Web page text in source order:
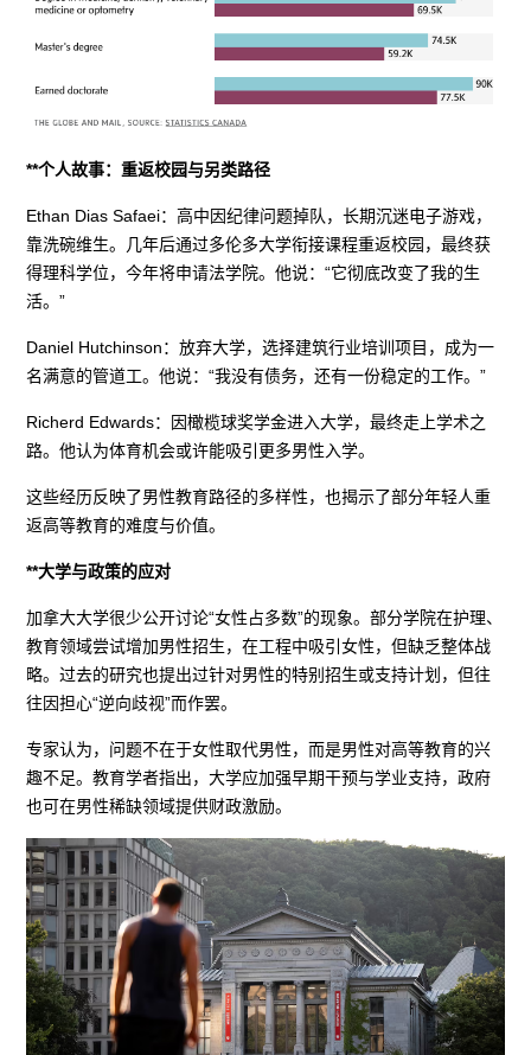
**个人故事：重返校园与另类路径
Ethan Dias Safaei：高中因纪律问题掉队，长期沉迷电子游戏，
靠洗碗维生。几年后通过多伦多大学衔接课程重返校园，最终获
得理科学位，今年将申请法学院。他说：“它彻底改变了我的生
活。”
Daniel Hutchinson：放弃大学，选择建筑行业培训项目，成为一
名满意的管道工。他说：“我没有债务，还有一份稳定的工作。”
Richerd Edwards：因橄榄球奖学金进入大学，最终走上学术之
路。他认为体育机会或许能吸引更多男性入学。
这些经历反映了男性教育路径的多样性，也揭示了部分年轻人重
返高等教育的难度与价值。
**大学与政策的应对
加拿大大学很少公开讨论“女性占多数”的现象。部分学院在护理、
教育领域尝试增加男性招生，在工程中吸引女性，但缺乏整体战
略。过去的研究也提出过针对男性的特别招生或支持计划，但往
往因担心“逆向歧视”而作罢。
专家认为，问题不在于女性取代男性，而是男性对高等教育的兴
趣不足。教育学者指出，大学应加强早期干预与学业支持，政府
也可在男性稀缺领域提供财政激励。